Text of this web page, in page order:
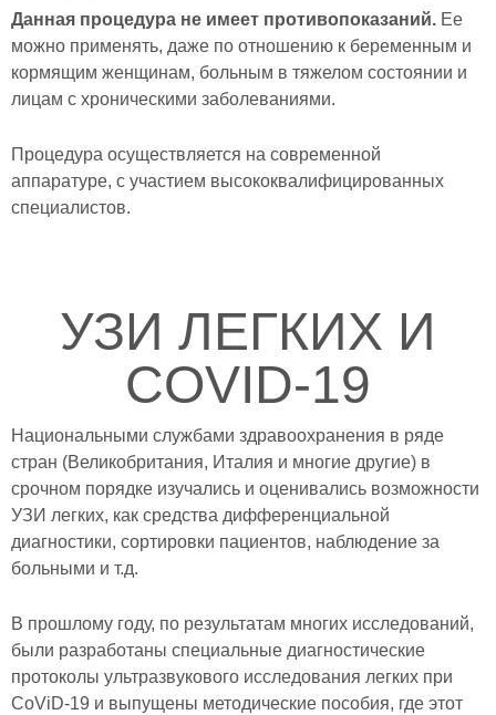
Данная процедура не имеет противопоказаний. Ее
можно применять, даже по отношению к беременным и
кормящим женщинам, больным в тяжелом состоянии и
лицам с хроническими заболеваниями.
Процедура осуществляется на современной
аппаратуре, с участием высококвалифицированных
специалистов.
УЗИ ЛЕГКИХ И
COVID-19
Национальными службами здравоохранения в ряде
стран (Великобритания, Италия и многие другие) в
срочном порядке изучались и оценивались возможности
УЗИ легких, как средства дифференциальной
диагностики, сортировки пациентов, наблюдение за
больными и т.д.
В прошлому году, по результатам многих исследований,
были разработаны специальные диагностические
протоколы ультразвукового исследования легких при
CoViD-19 и выпущены методические пособия, где этот